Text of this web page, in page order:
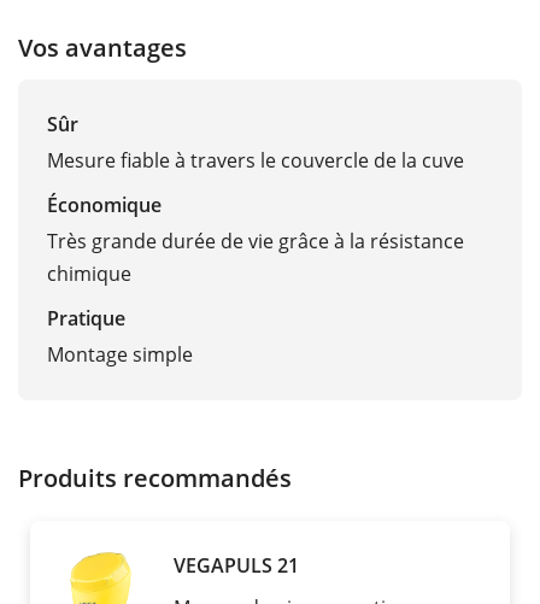
Vos avantages
Sûr
Mesure fiable à travers le couvercle de la cuve
Économique
Très grande durée de vie grâce à la résistance
chimique
Pratique
Montage simple
Produits recommandés
VEGAPULS 21